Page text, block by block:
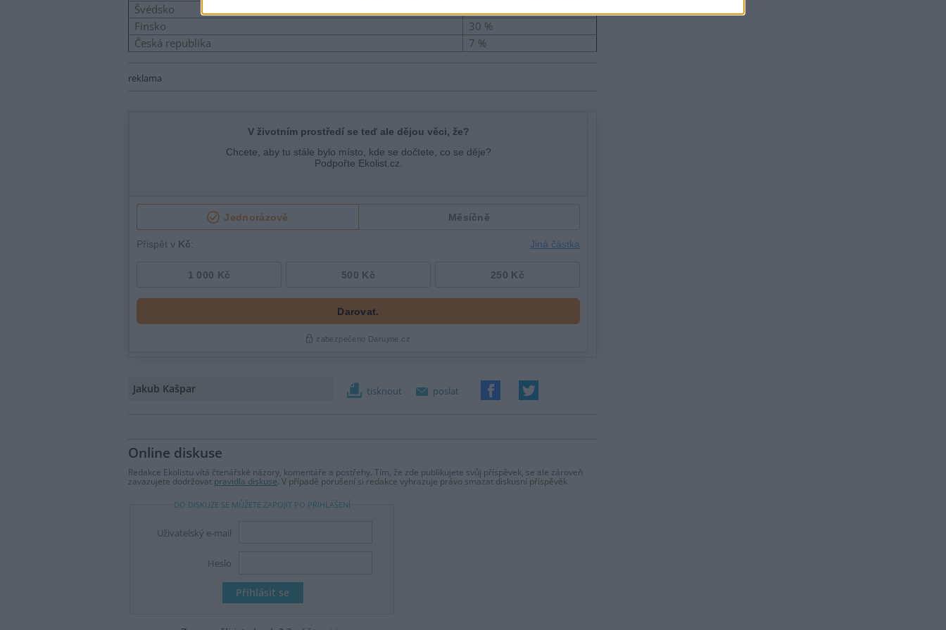
Švédsko
Finsko
30 %
Česká republika
7 %
reklama
Jakub Kašpar tisknout poslat
Online diskuse
Redakce Ekolistu vítá čtenářské názory, komentáře a postřehy. Tím, že zde publikujete svůj příspěvek, se ale zároveň
zavazujete dodržovat pravidla diskuse . V případě porušení si redakce vyhrazuje právo smazat diskusní příspěvěk
DO DISKUZE SE MŮŽETE ZAPOJIT PO PŘIHLÁŠENÍ
Uživatelský e-mail
Heslo